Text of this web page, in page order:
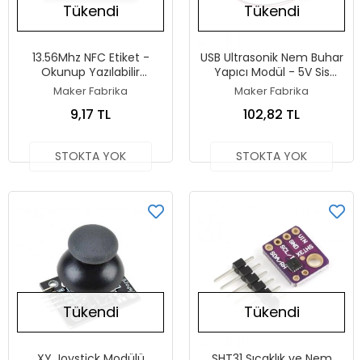
Tükendi
13.56Mhz NFC Etiket -
Okunup Yazılabilir
ISO14443A, Ntag 213-
Maker Fabrika
9,17 TL
STOKTA YOK
Tükendi
USB Ultrasonik Nem Buhar
Yapıcı Modül - 5V Sis
Yapıcı
Maker Fabrika
102,82 TL
STOKTA YOK
Tükendi Tükendi